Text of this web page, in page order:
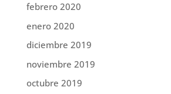
febrero 2020
enero 2020
diciembre 2019
noviembre 2019
octubre 2019